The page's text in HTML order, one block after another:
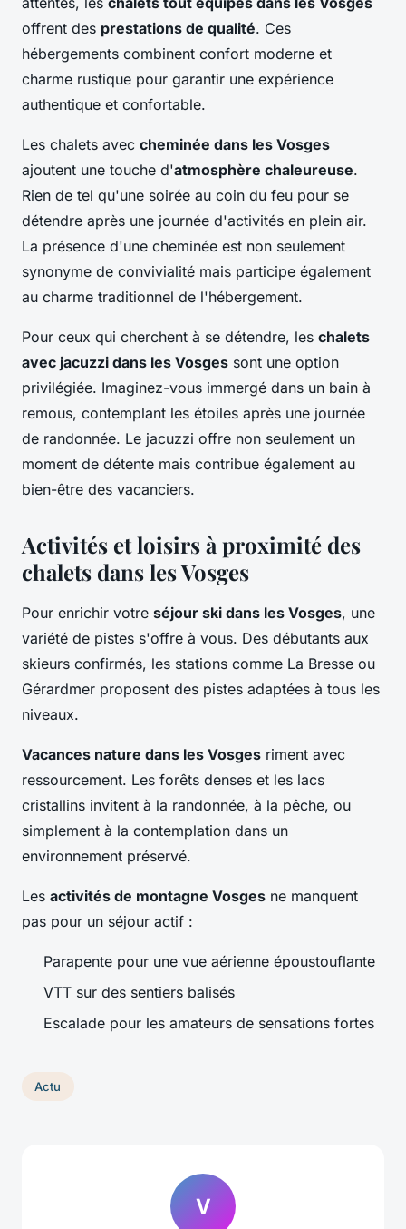
offrent des prestations de qualité. Ces
hébergements combinent confort moderne et
charme rustique pour garantir une expérience
authentique et confortable.
Les chalets avec cheminée dans les Vosges
ajoutent une touche d'atmosphère chaleureuse.
Rien de tel qu'une soirée au coin du feu pour se
détendre après une journée d'activités en plein air.
La présence d'une cheminée est non seulement
synonyme de convivialité mais participe également
au charme traditionnel de l'hébergement.
Pour ceux qui cherchent à se détendre, les chalets
avec jacuzzi dans les Vosges sont une option
privilégiée. Imaginez-vous immergé dans un bain à
remous, contemplant les étoiles après une journée
de randonnée. Le jacuzzi offre non seulement un
moment de détente mais contribue également au
bien-être des vacanciers.
Activités et loisirs à proximité des
chalets dans les Vosges
Pour enrichir votre séjour ski dans les Vosges, une
variété de pistes s'offre à vous. Des débutants aux
skieurs confirmés, les stations comme La Bresse ou
Gérardmer proposent des pistes adaptées à tous les
niveaux.
Vacances nature dans les Vosges riment avec
ressourcement. Les forêts denses et les lacs
cristallins invitent à la randonnée, à la pêche, ou
simplement à la contemplation dans un
environnement préservé.
Les activités de montagne Vosges ne manquent
pas pour un séjour actif :
Parapente pour une vue aérienne époustouflante
VTT sur des sentiers balisés
Escalade pour les amateurs de sensations fortes
Actu
V